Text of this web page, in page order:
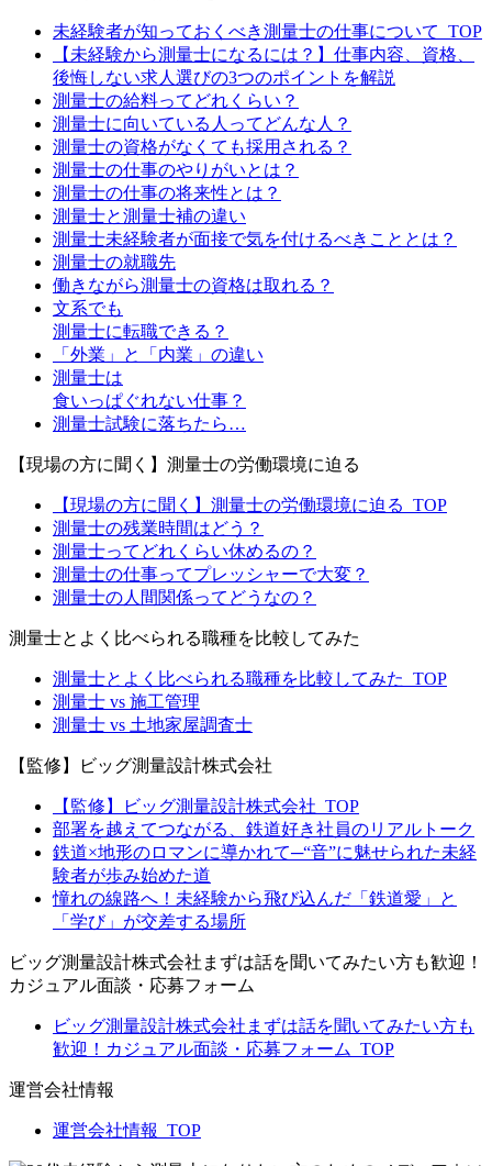
未経験者が知っておくべき測量士の仕事について_TOP
【未経験から測量士になるには？】仕事内容、資格、
後悔しない求人選びの3つのポイントを解説
測量士の給料ってどれくらい？
測量士に向いている人ってどんな人？
測量士の資格がなくても採用される？
測量士の仕事のやりがいとは？
測量士の仕事の将来性とは？
測量士と測量士補の違い
測量士未経験者が面接で気を付けるべきこととは？
測量士の就職先
働きながら測量士の資格は取れる？
文系でも
測量士に転職できる？
「外業」と「内業」の違い
測量士は
食いっぱぐれない仕事？
測量士試験に落ちたら…
【現場の方に聞く】測量士の労働環境に迫る
【現場の方に聞く】測量士の労働環境に迫る_TOP
測量士の残業時間はどう？
測量士ってどれくらい休めるの？
測量士の仕事ってプレッシャーで大変？
測量士の人間関係ってどうなの？
測量士とよく比べられる職種を比較してみた
測量士とよく比べられる職種を比較してみた_TOP
測量士 vs 施工管理
測量士 vs 土地家屋調査士
【監修】ビッグ測量設計株式会社
【監修】ビッグ測量設計株式会社_TOP
部署を越えてつながる、鉄道好き社員のリアルトーク
鉄道×地形のロマンに導かれて─“音”に魅せられた未経
験者が歩み始めた道
憧れの線路へ！未経験から飛び込んだ「鉄道愛」と
「学び」が交差する場所
ビッグ測量設計株式会社まずは話を聞いてみたい方も歓迎！
カジュアル面談・応募フォーム
ビッグ測量設計株式会社まずは話を聞いてみたい方も
歓迎！カジュアル面談・応募フォーム_TOP
運営会社情報
運営会社情報_TOP